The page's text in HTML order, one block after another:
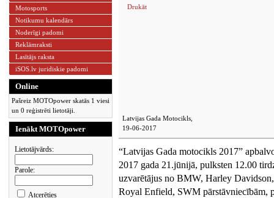
Motosports
Notikumu kalendārs
Noderīgi padomi
Reklāmraksti
Lasītājs raksta
iSOS.lv juridiskie padomi
Online
Pašreiz MOTOpower skatās 1 viesi
un 0 reģistrēti lietotāji.
Ienākt MOTOpower
Lietotājvārds:
Parole:
Atcerēties
Drukāt
Latvijas Gada Motocikls,
19-06-2017
“Latvijas Gada motocikls 2017”
2017 gada 21.jūnijā, pulksten 12.00
uzvarētājus no BMW, Harley
Royal Enfield, SWM pārstāvniecībām,